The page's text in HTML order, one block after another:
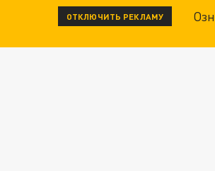
ОТКЛЮЧИТЬ РЕКЛАМУ